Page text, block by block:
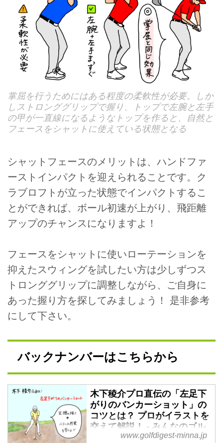
掌屈を行うためにはある程度の柔軟性が必要。しか
しストロンググリップで握り、トップで左腕と左手
の甲が一直線になるようなトップを作ると、自然と
フェースをシャットに使えている状態となる
シャットフェースのメリットは、ハンドファ
ーストインパクトを迎えられることです。ク
ラブロフトが立った状態でインパクトするこ
とができれば、ボール初速が上がり、飛距離
アップのチャンスになりますよ！
フェースをシャットに使いローテーションを
抑えたスウィングを試したい方は少しずつス
トロンググリップに調整しながら、ご自身に
あった握り方を探してみましょう！ 是非参考
にして下さい。
バックナンバーはこちらから
木下稜介プロ直伝の「左足下
がりのバンカーショット」の
コツとは？ プロがイラストを
交えて解説！ - みんなのゴル
フダイジェスト
www.golfdigest-minna.jp